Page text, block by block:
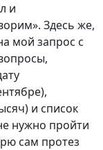
и
Здесь же,
мой запрос с
и список
нужно пройти
сам протез